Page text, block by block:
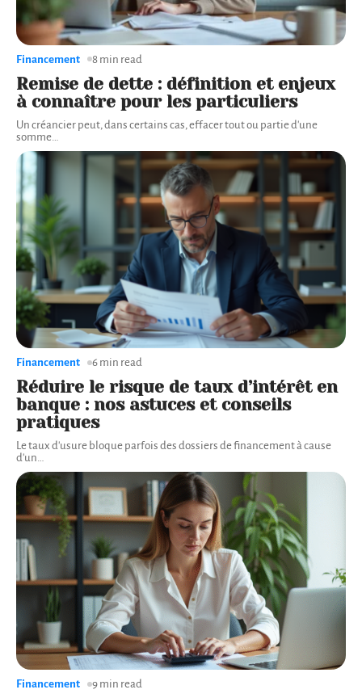
Remise de dette : définition et enjeux
à connaître pour les particuliers
Un créancier peut, dans certains cas, effacer tout ou partie d'une
somme
Financement 8 min read
Réduire le risque de taux d’intérêt en
banque : nos astuces et conseils
pratiques
Le taux d'usure bloque parfois des dossiers de financement à cause
d'un…
Financement 6 min read
Financement 9 min read